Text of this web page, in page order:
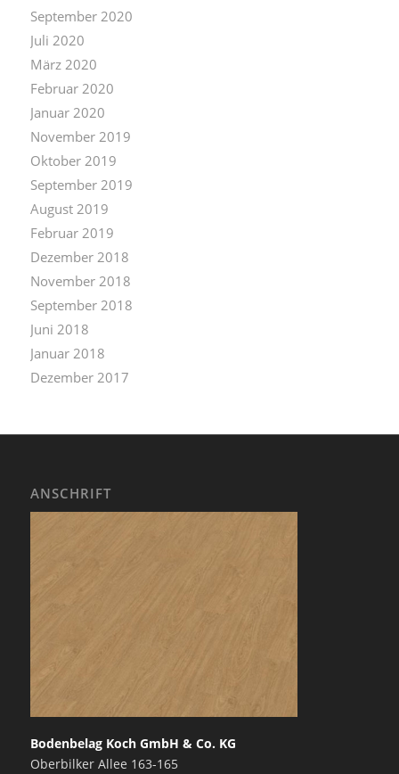
September 2020
Juli 2020
März 2020
Februar 2020
Januar 2020
November 2019
Oktober 2019
September 2019
August 2019
Februar 2019
Dezember 2018
November 2018
September 2018
Juni 2018
Januar 2018
Dezember 2017
ANSCHRIFT
Bodenbelag Koch GmbH & Co. KG
Oberbilker Allee 163-165